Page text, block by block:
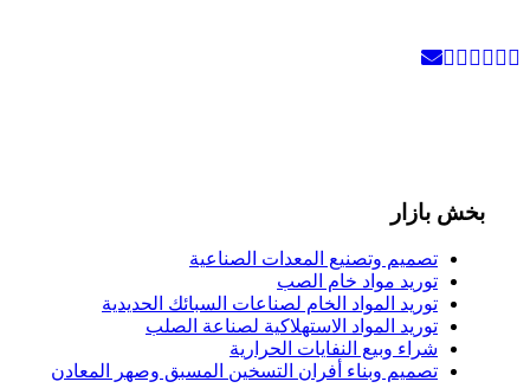
بخش بازار
تصميم وتصنيع المعدات الصناعية
توريد مواد خام الصب
توريد المواد الخام لصناعات السبائك الحديدية
توريد المواد الاستهلاكية لصناعة الصلب
شراء وبيع النفايات الحرارية
تصميم وبناء أفران التسخين المسبق وصهر المعادن